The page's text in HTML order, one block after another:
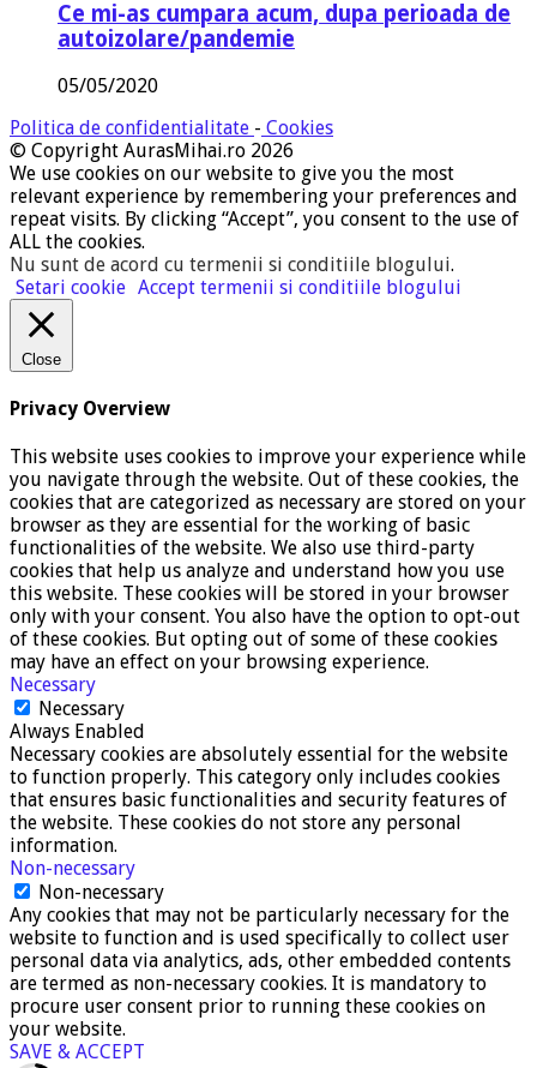
Ce mi-as cumpara acum, dupa perioada de
autoizolare/pandemie
05/05/2020
Politica de confidentialitate - Cookies
© Copyright AurasMihai.ro 2026
We use cookies on our website to give you the most
relevant experience by remembering your preferences and
repeat visits. By clicking “Accept”, you consent to the use of
ALL the cookies.
Nu sunt de acord cu termenii si conditiile blogului.
Setari cookie Accept termenii si conditiile blogului
Close
Privacy Overview
This website uses cookies to improve your experience while
you navigate through the website. Out of these cookies, the
cookies that are categorized as necessary are stored on your
browser as they are essential for the working of basic
functionalities of the website. We also use third-party
cookies that help us analyze and understand how you use
this website. These cookies will be stored in your browser
only with your consent. You also have the option to opt-out
of these cookies. But opting out of some of these cookies
may have an effect on your browsing experience.
Necessary
Necessary
Always Enabled
Necessary cookies are absolutely essential for the website
to function properly. This category only includes cookies
that ensures basic functionalities and security features of
the website. These cookies do not store any personal
information.
Non-necessary
Non-necessary
Any cookies that may not be particularly necessary for the
website to function and is used specifically to collect user
personal data via analytics, ads, other embedded contents
are termed as non-necessary cookies. It is mandatory to
procure user consent prior to running these cookies on
your website.
SAVE & ACCEPT